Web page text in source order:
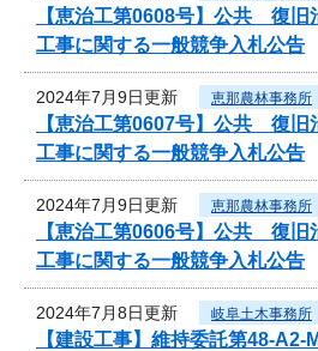
【恵治工第0608号】公共 復
工事に関する一般競争入札公告
2024年7月9日更新 恵那農林事務所
【恵治工第0607号】公共 復
工事に関する一般競争入札公告
2024年7月9日更新 恵那農林事務所
【恵治工第0606号】公共 復
工事に関する一般競争入札公告
2024年7月8日更新 岐阜土木事務所
【建設工事】維持委託第48-